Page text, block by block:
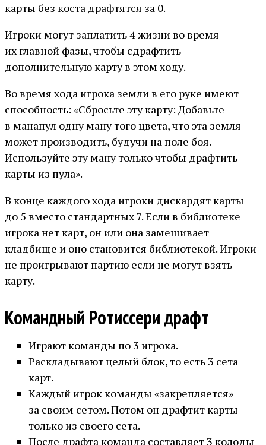
карты без коста драфтятся за 0.
Игроки могут заплатить 4 жизни во время
их главной фазы, чтобы сдрафтить
дополнительную карту в этом ходу.
Во время хода игрока земли в его руке имеют
способность: «Сбросьте эту карту: Добавьте
в манапул одну ману того цвета, что эта земля
может производить, будучи на поле боя.
Используйте эту ману только чтобы драфтить
карты из пула».
В конце каждого хода игроки дискардят карты
до 5 вместо стандартных 7. Если в библиотеке
игрока нет карт, он или она замешивает
кладбище и оно становится библиотекой. Игроки
не проигрывают партию если не могут взять
карту.
Командный Ротиссери драфт
Играют команды по 3 игрока.
Раскладывают целый блок, то есть 3 сета
карт.
Каждый игрок команды «закрепляется»
за своим сетом. Потом он драфтит карты
только из своего сета.
После драфта команда составляет 3 колоды